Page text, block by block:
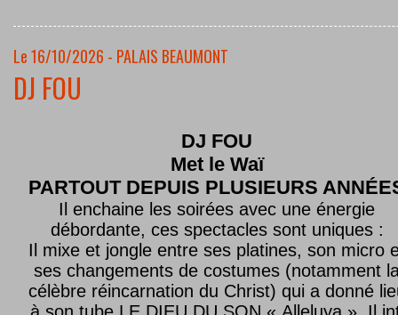
Le 16/10/2026 - PALAIS BEAUMONT
DJ FOU
DJ FOU
Met le Waï
PARTOUT DEPUIS PLUSIEURS
Il enchaine les soirées avec une énergie
débordante, ces spectacles sont uniques :
Il mixe et jongle entre ses platines, son micro
ses changements de costumes (notamment
célèbre réincarnation du Christ) qui a donné